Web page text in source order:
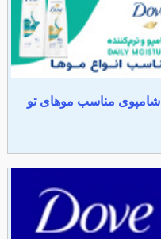
شامپوی مناسب موهای تو